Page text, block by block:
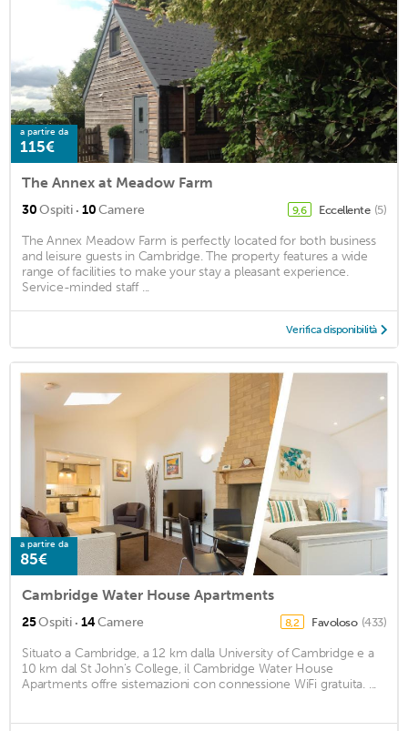
a partire da
115€
The Annex at Meadow Farm
30Ospiti · 10Camere 9,6 Eccellente (5)
The Annex Meadow Farm is perfectly located for both business
and leisure guests in Cambridge. The property features a wide
range of facilities to make your stay a pleasant experience.
Service-minded staff ...
Verifica disponibilità
a partire da
85€
Cambridge Water House Apartments
25Ospiti · 14Camere 8,2 Favoloso (433)
Situato a Cambridge, a 12 km dalla University of Cambridge e a
10 km dal St John's College, il Cambridge Water House
Apartments offre sistemazioni con connessione WiFi gratuita. ...